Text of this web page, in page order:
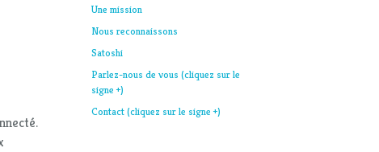
Une mission
Nous reconnaissons
Satoshi
Parlez-nous de vous (cliquez sur le
signe +)
Contact (cliquez sur le signe +)